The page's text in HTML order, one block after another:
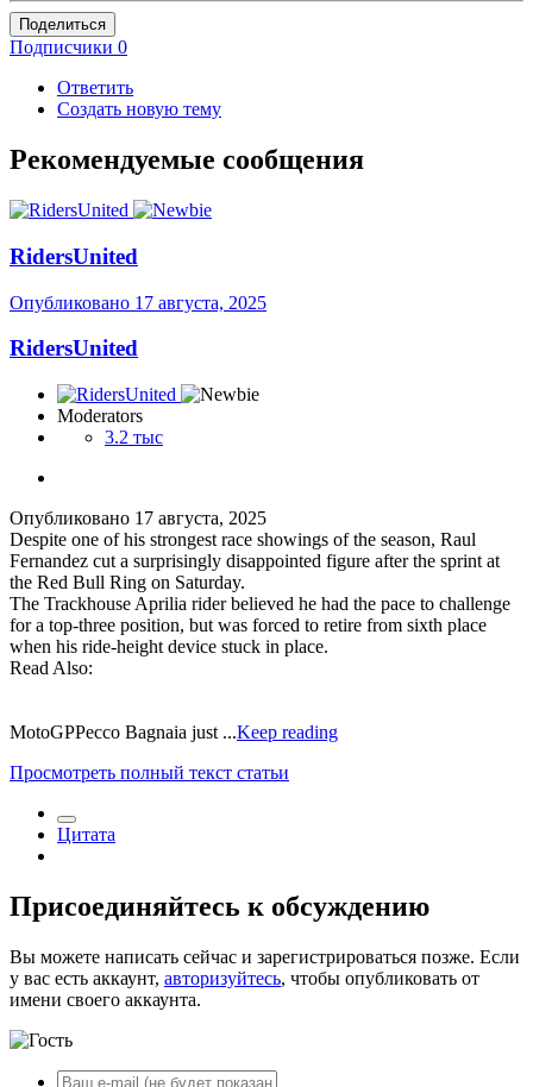
Поделиться
Подписчики 0
Ответить
Создать новую тему
Рекомендуемые сообщения
RidersUnited
Опубликовано 17 августа, 2025
RidersUnited
Moderators
3.2 тыс
Опубликовано 17 августа, 2025
Despite one of his strongest race showings of the season, Raul
Fernandez cut a surprisingly disappointed figure after the sprint at
the Red Bull Ring on Saturday.
The Trackhouse Aprilia rider believed he had the pace to challenge
for a top-three position, but was forced to retire from sixth place
when his ride-height device stuck in place.
Read Also:
MotoGPPecco Bagnaia just ...Keep reading
Просмотреть полный текст статьи
Цитата
Присоединяйтесь к обсуждению
Вы можете написать сейчас и зарегистрироваться позже. Если
у вас есть аккаунт, авторизуйтесь, чтобы опубликовать от
имени своего аккаунта.